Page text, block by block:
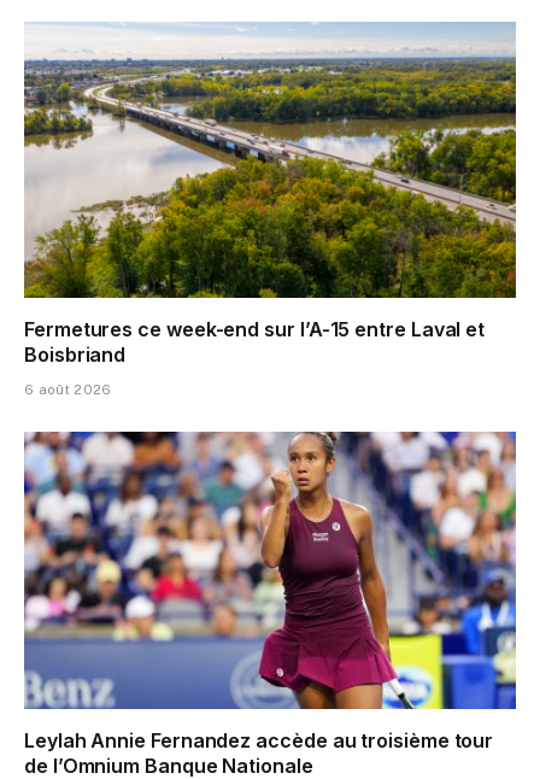
Fermetures ce week-end sur l’A-15 entre Laval et
Boisbriand
6 août 2026
Leylah Annie Fernandez accède au troisième tour
de l’Omnium Banque Nationale